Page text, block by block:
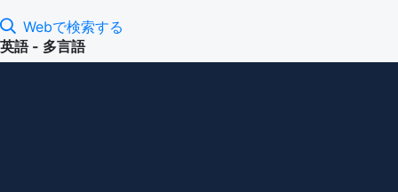
Webで検索する
英語 - 多言語